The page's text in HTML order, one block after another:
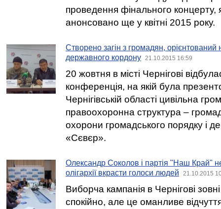
проведення фінального концерту,
анонсовано ще у квітні 2015 року.
Створено загін з громадян, орієнтований
державного кордону
21.10.2015 16:59
20 жовтня в місті Чернігові
конференція, на якій була
Чернігівській області цивільна
правоохоронна структура –
охорони громадського порядку і
«Сєвєр».
Олександр Соколов і партія "Наш Край"
олігархії вкрасти голоси людей
21.10.2015
Виборча кампанія в Чернігові
спокійно, але це оманливе